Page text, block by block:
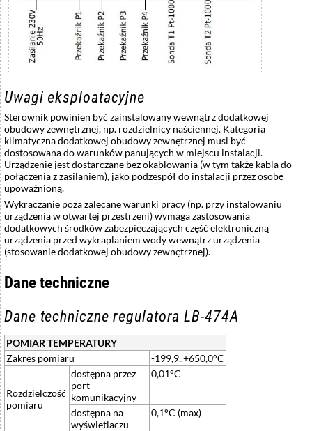
Uwagi eksploatacyjne
Sterownik powinien być zainstalowany wewnątrz dodatkowej
obudowy zewnętrznej, np. rozdzielnicy naściennej. Kategoria
klimatyczna dodatkowej obudowy zewnętrznej musi być
dostosowana do warunków panujących w miejscu instalacji.
Urządzenie jest dostarczane bez okablowania (w tym także kabla do
połączenia z zasilaniem), jako podzespół do instalacji przez osobę
upoważnioną.
Wykraczanie poza zalecane warunki pracy (np. przy instalowaniu
urządzenia w otwartej przestrzeni) wymaga zastosowania
dodatkowych środków zabezpieczających część elektroniczną
urządzenia przed wykraplaniem wody wewnątrz urządzenia
(stosowanie dodatkowej obudowy zewnętrznej).
Dane techniczne
Dane techniczne regulatora LB-474A
POMIAR TEMPERATURY
Zakres pomiaru
-199,9..+650,0°C
Rozdzielczość
pomiaru
dostępna przez
port
komunikacyjny
0,01°C
dostępna na
wyświetlaczu
0,1°C (max)